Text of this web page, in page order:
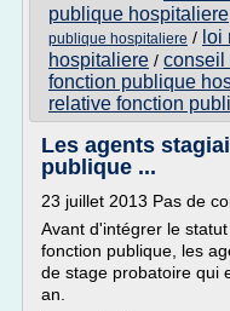
publique hospitaliere
publique hospitaliere / loi
hospitaliere / conseil
fonction publique
relative fonction
Les agents
publique ...
23 juillet 2013 Pas de
Avant d'intégrer le
fonction publique, les
de stage probatoire qui
an.